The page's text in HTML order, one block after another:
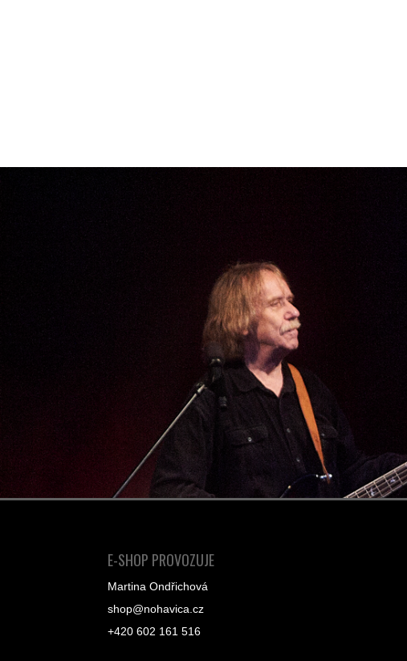
E-SHOP PROVOZUJE
Martina Ondřichová
shop@nohavica.cz
+420 602 161 516